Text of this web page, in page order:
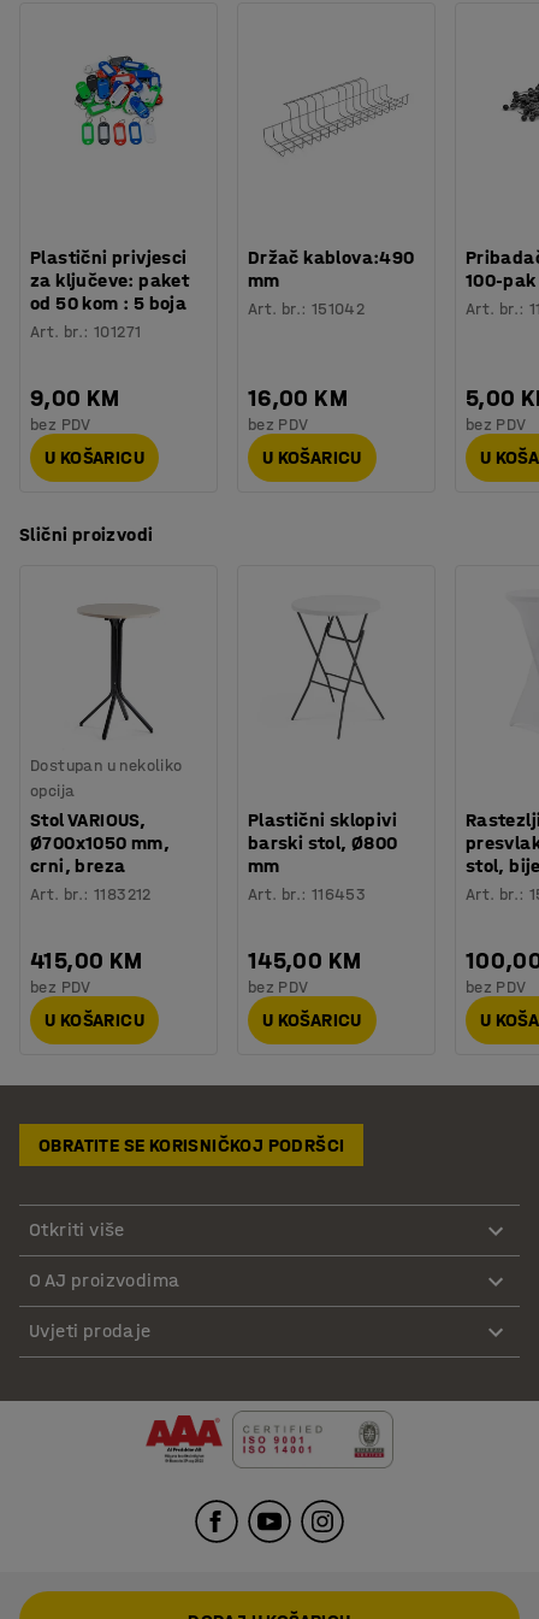
Plastični privjesci
za ključeve: paket
od 50 kom : 5 boja
Art. br.:101271
9,00 KM
bez PDV
U KOŠARICU
Držač kablova:490
mm
Art. br.: 151042
16,00 KM
bez PDV
U KOŠARICU
100-pak
Art. br.:
5,00
bez PDV
U
Slični proizvodi
Dostupan u nekoliko
opcija
Stol VARIOUS,
Ø700x1050 mm,
crni, breza
Art. br.:1183212
415,00 KM
bez PDV
U KOŠARICU
Plastični sklopivi
barski stol, Ø800
mm
Art. br.: 116453
145,00 KM
bez PDV
U KOŠARICU
stol,
Art. br.:
bez PDV
U
OBRATITE SE KORISNIČKOJ PODRŠCI
Otkriti više
O AJ proizvodima
Uvjeti prodaje